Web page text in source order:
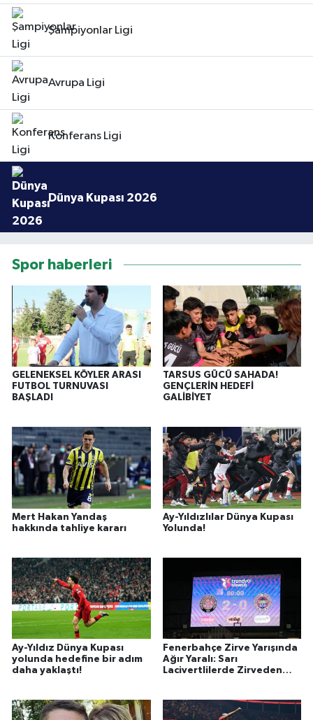
Şampiyonlar Ligi
Avrupa Ligi
Konferans Ligi
Dünya Kupası 2026
Spor haberleri
GELENEKSEL KÖYLER ARASI
FUTBOL TURNUVASI
BAŞLADI
TARSUS GÜCÜ SAHADA!
GENÇLERİN HEDEFİ
GALİBİYET
Mert Hakan Yandaş
hakkında tahliye kararı
Ay-Yıldızlılar Dünya Kupası
Yolunda!
Ay-Yıldız Dünya Kupası
yolunda hedefine bir adım
daha yaklaştı!
Fenerbahçe Zirve Yarışında
Ağır Yaralı: Sarı
Lacivertlilerde Zirveden